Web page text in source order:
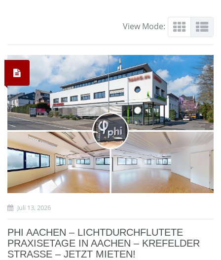
View Mode:
Juli 13, 2026
PHI AACHEN – LICHTDURCHFLUTETE
PRAXISETAGE IN AACHEN – KREFELDER
STRASSE – JETZT MIETEN!